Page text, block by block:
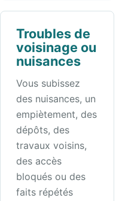
Troubles de
voisinage ou
nuisances
Vous subissez
des nuisances, un
empiètement, des
dépôts, des
travaux voisins,
des accès
bloqués ou des
faits répétés